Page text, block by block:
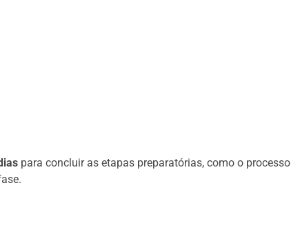
para concluir as etapas preparatórias, como o processo